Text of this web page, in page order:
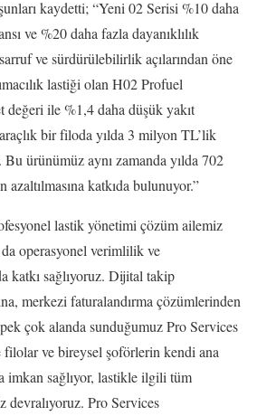
kaydetti; “Yeni 02 Serisi %10 daha
ve %20 daha fazla dayanıklılık
ve sürdürülebilirlik açılarından öne
lastiği olan H02 Profuel
değeri ile %1,4 daha düşük yakıt
bir filoda yılda 3 milyon TL’lik
Bu ürünümüz aynı zamanda yılda 702
katkıda bulunuyor.”
lastik yönetimi çözüm ailemiz
operasyonel verimlilik ve
katkı sağlıyoruz. Dijital takip
merkezi faturalandırma çözümlerinden
çok alanda sunduğumuz Pro Services
ve bireysel şoförlerin kendi ana
imkan sağlıyor, lastikle ilgili tüm
devralıyoruz. Pro Services